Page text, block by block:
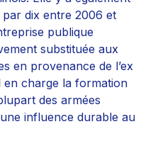
par dix entre 2006 et
publique
substituée aux
en provenance de l’ex
en charge la formation
des armées
influence durable au